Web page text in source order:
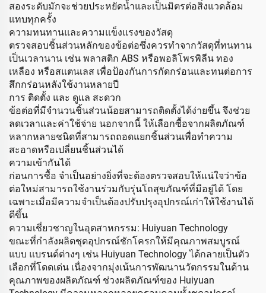
สองระดับมักจะช่วยประหยัดน้ำและเป็นมิตรต่อสิ่งแวดล้อม
แทบทุกครั้ง
ความทนทานและความแข็งแรงของวัสดุ
ตรวจสอบชิ้นส่วนหลักของข้อต่อซึ่งควรทำจากวัสดุที่ทนทาน
เป็นเวลานาน เช่น พลาสติก ABS หรือพอลิโพรพิลีน ทอง
เหลือง หรือสแตนเลส เพื่อป้องกันการกัดกร่อนและทนต่อการ
สึกกร่อนหลังใช้งานหลายปี
การ ติดตั้ง และ ดูแล สะดวก
ข้อต่อที่มีจำนวนชิ้นส่วนน้อยสามารถติดตั้งได้ง่ายขึ้น จึงช่วย
ลดเวลาและค่าใช้จ่าย นอกจากนี้ ให้เลือกซื้อจากผลิตภัณฑ์
หลากหลายชนิดที่สามารถถอดแยกชิ้นส่วนเพื่อทำความ
สะอาดหรือเปลี่ยนชิ้นส่วนได้
ความเข้ากันได้
ก่อนการซื้อ จำเป็นอย่างยิ่งที่จะต้องตรวจสอบให้แน่ใจว่าข้อ
ต่อใหม่สามารถใช้งานร่วมกับรุ่นโถสุขภัณฑ์ที่มีอยู่ได้ โดย
เฉพาะเมื่อมีความจำเป็นต้องปรับปรุงอุปกรณ์เก่าให้ใช้งานได้
ดีขึ้น
ความเชี่ยวชาญในอุตสาหกรรม: Huiyuan Technology
ขณะที่กำลังผลิตชุดอุปกรณ์ชักโครกให้มีคุณภาพสมบูรณ์
แบบ แบรนด์ต่างๆ เช่น Huiyuan Technology ได้กลายเป็นตัว
เลือกที่โดดเด่น เนื่องจากมุ่งเน้นการพัฒนานวัตกรรมในด้าน
คุณภาพของผลิตภัณฑ์ ช่วงผลิตภัณฑ์ของ Huiyuan